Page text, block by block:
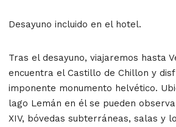
Desayuno incluido en el hotel.
Tras el desayuno, viajaremos hasta
encuentra el Castillo de Chillon y
imponente monumento helvético.
lago Lemán en él se pueden
XIV, bóvedas subterráneas, salas y